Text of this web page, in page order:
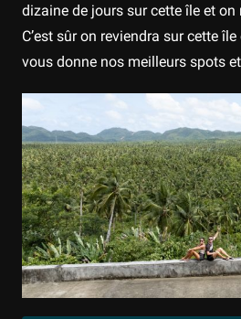
dizaine de jours sur cette île et on
C’est sûr on reviendra sur cette
vous donne nos meilleurs spots